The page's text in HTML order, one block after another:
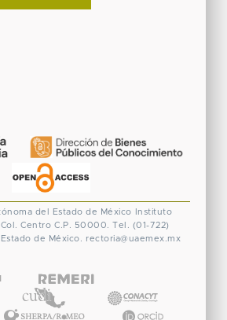
del Estado de México
Instituto
Centro C.P. 50000. Tel. (01-722)
de México. rectoria@uaemex.mx